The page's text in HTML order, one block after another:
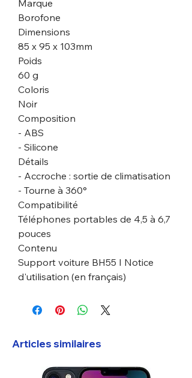
Marque
Borofone
Dimensions
85 x 95 x 103mm
Poids
60 g
Coloris
Noir
Composition
- ABS
- Silicone
Détails
- Accroche : sortie de climatisation
- Tourne à 360°
Compatibilité
Téléphones portables de 4,5 à 6,7
pouces
Contenu
Support voiture BH55 I Notice
d'utilisation (en français)
Articles similaires